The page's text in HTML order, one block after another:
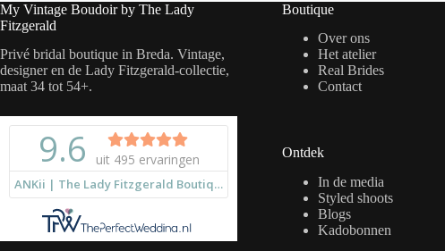
My Vintage Boudoir by The Lady
Fitzgerald
Privé bridal boutique in Breda. Vintage,
designer en de Lady Fitzgerald-collectie,
maat 34 tot 54+.
Boutique
Over ons
Het atelier
Real Brides
Contact
Ontdek
In de media
Styled shoots
Blogs
Kadobonnen